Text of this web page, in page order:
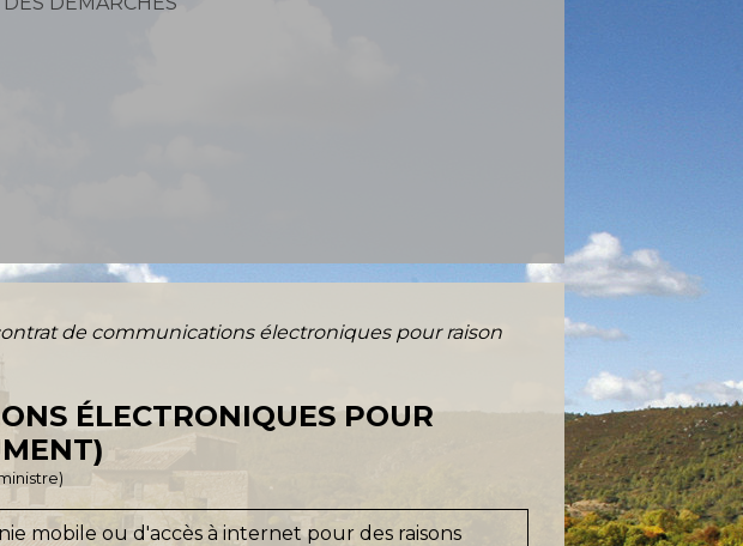
de communications électroniques pour raison
ÉLECTRONIQUES POUR
mobile ou d'accès à internet pour des raisons